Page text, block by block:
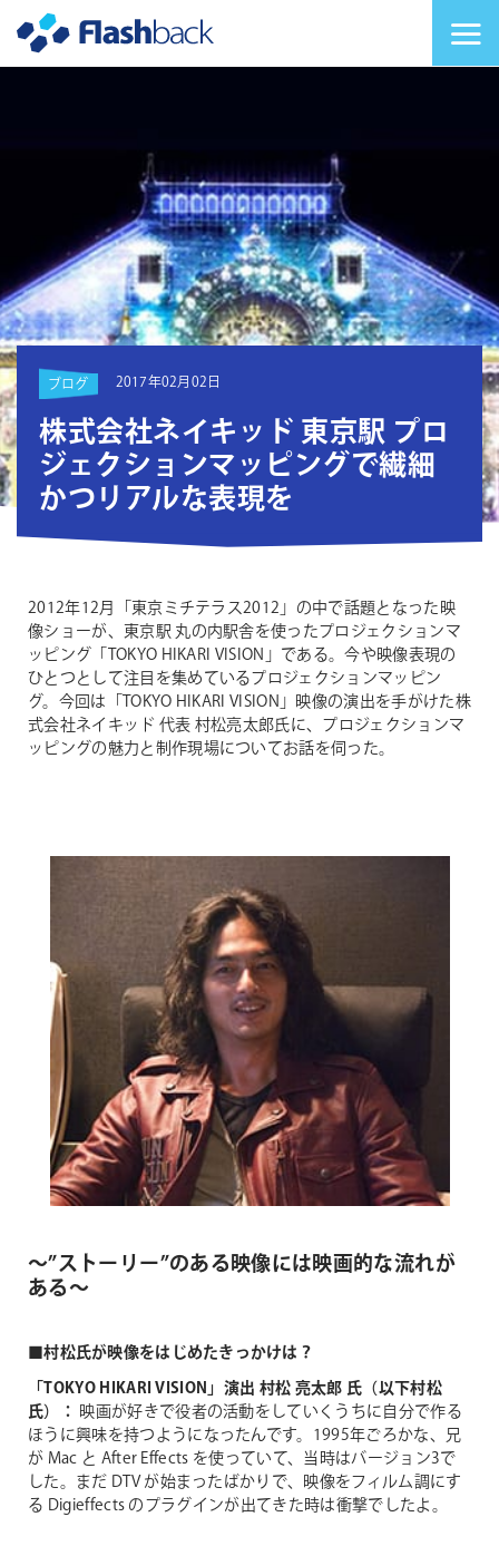
ブログ 2017年02月02日
株式会社ネイキッド 東京駅 プロ
ジェクションマッピングで繊細
かつリアルな表現を
2012年12月「東京ミチテラス2012」の中で話題となった映
像ショーが、東京駅 丸の内駅舎を使ったプロジェクションマ
ッピング「TOKYO HIKARI VISION」である。今や映像表現の
ひとつとして注目を集めているプロジェクションマッピン
グ。今回は「TOKYO HIKARI VISION」映像の演出を手がけた株
式会社ネイキッド 代表 村松亮太郎氏に、プロジェクションマ
ッピングの魅力と制作現場についてお話を伺った。
～”ストーリー”のある映像には映画的な流れが
ある～
■村松氏が映像をはじめたきっかけは？
「TOKYO HIKARI VISION」演出 村松 亮太郎 氏（以下村松
氏）： 映画が好きで役者の活動をしていくうちに自分で作る
ほうに興味を持つようになったんです。1995年ごろかな、兄
が Mac と After Effects を使っていて、当時はバージョン3で
した。まだ DTV が始まったばかりで、映像をフィルム調にす
る Digieffects のプラグインが出てきた時は衝撃でしたよ。